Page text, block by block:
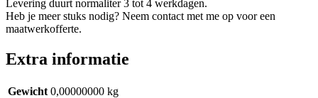
Levering duurt normaliter 3 tot 4 werkdagen.
Heb je meer stuks nodig? Neem contact met me op voor een
maatwerkofferte.
Extra informatie
Gewicht 0,00000000 kg